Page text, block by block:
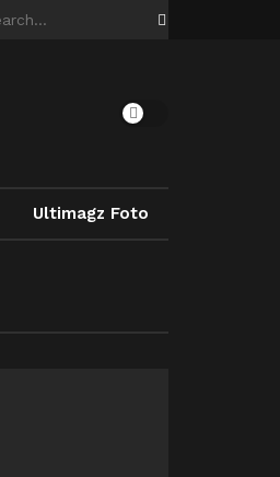
Ultimagz Foto